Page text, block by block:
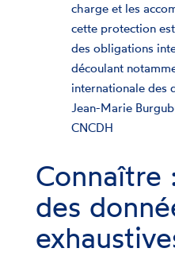
charge et les
cette protection
des obligations
découlant
internationale des
Jean-Marie
CNCDH
Connaître
des